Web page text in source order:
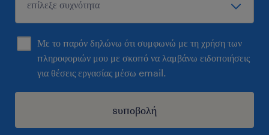
Με το παρόν δηλώνω ότι συμφωνώ με τη χρήση των
πληροφοριών μου με σκοπό να λαμβάνω ειδοποιήσεις
για θέσεις εργασίας μέσω email.
sυποβολή